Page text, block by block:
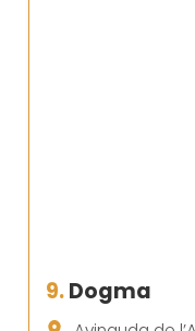
9.Dogma